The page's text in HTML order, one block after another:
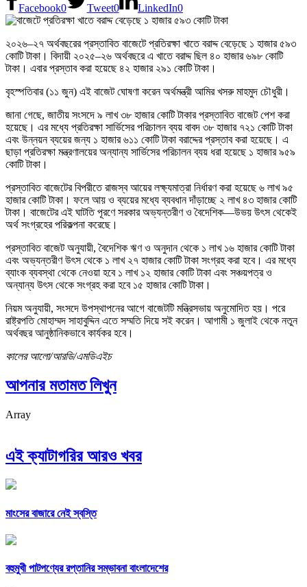
Facebook0 Tweet0 LinkedIn0
২০২৬–২৭ অর্থবছরের প্রস্তাবিত বাজেটে প্রতিরক্ষা খাতে বরাদ্দ বেড়েছে ১ হাজার ৫৯৩
কোটি টাকা। বিদায়ী ২০২৫–২৬ অর্থবছরে এ খাতে বরাদ্দ ছিল ৪০ হাজার ৬৯৮ কোটি
টাকা। এবার প্রস্তাব করা হয়েছে ৪২ হাজার ২৯১ কোটি টাকা।
বৃহস্পতিবার (১১ জুন) এই বাজেট ঘোষণা করেন অর্থমন্ত্রী আমির খসরু মাহমুদ চৌধুরী।
জানা গেছে, জাতীয় সংসদে ৯ লাখ ৩৮ হাজার কোটি টাকার প্রস্তাবিত বাজেট পেশ করা
হয়েছে। এর মধ্যে প্রতিরক্ষা সার্ভিসের পরিচালন ব্যয় বাবদ ৩৮ হাজার ৭২১ কোটি টাকা
এবং উন্নয়ন ব্যয়ের জন্য ১ হাজার ৬১১ কোটি টাকা বরাদ্দের প্রস্তাব করা হয়েছে। এ
ছাড়া প্রতিরক্ষা মন্ত্রণালয়ের অন্যান্য সার্ভিসের পরিচালন ব্যয় ধরা হয়েছে ১ হাজার ৯৫৯
কোটি টাকা।
প্রস্তাবিত বাজেটের বিপরীতে রাজস্ব আয়ের লক্ষ্যমাত্রা নির্ধারণ করা হয়েছে ৬ লাখ ৯৫
হাজার কোটি টাকা। ফলে আয় ও ব্যয়ের মধ্যে ব্যবধান দাঁড়াচ্ছে ২ লাখ ৪৩ হাজার কোটি
টাকা। বাজেটের এই ঘাটতি পূরণে সরকার অভ্যন্তরীণ ও বৈদেশিক—উভয় উৎস থেকেই
অর্থ সংগ্রহের পরিকল্পনা করেছে।
প্রস্তাবিত বাজেট অনুযায়ী, বৈদেশিক ঋণ ও অনুদান থেকে ১ লাখ ১৬ হাজার কোটি টাকা
এবং অভ্যন্তরীণ উৎস থেকে ১ লাখ ২৭ হাজার কোটি টাকা সংগ্রহ করা হবে। এর মধ্যে
ব্যাংক ব্যবস্থা থেকে নেওয়া হবে ১ লাখ ১২ হাজার কোটি টাকা এবং সঞ্চয়পত্র ও
অন্যান্য উৎস থেকে সংগ্রহ করা হবে ১৫ হাজার কোটি টাকা।
নিয়ম অনুযায়ী, সংসদে উপস্থাপনের আগে বাজেটটি মন্ত্রিসভায় অনুমোদিত হয়। পরে
রাষ্ট্রপতি মোহাম্মদ সাহাবুদ্দিন এতে সম্মতি দিয়ে সই করেন। আগামী ১ জুলাই থেকে নতুন
অর্থবছর আনুষ্ঠানিকভাবে কার্যকর হবে।
কালের আলো/আরডি/এমডিএইচ
আপনার মতামত লিখুন
Array
এই ক্যাটাগরির আরও খবর
মাংসের বাজারে নেই স্বস্তি
বহুমুখী পাটপণ্যের রপ্তানির সম্ভাবনা বাংলাদেশের